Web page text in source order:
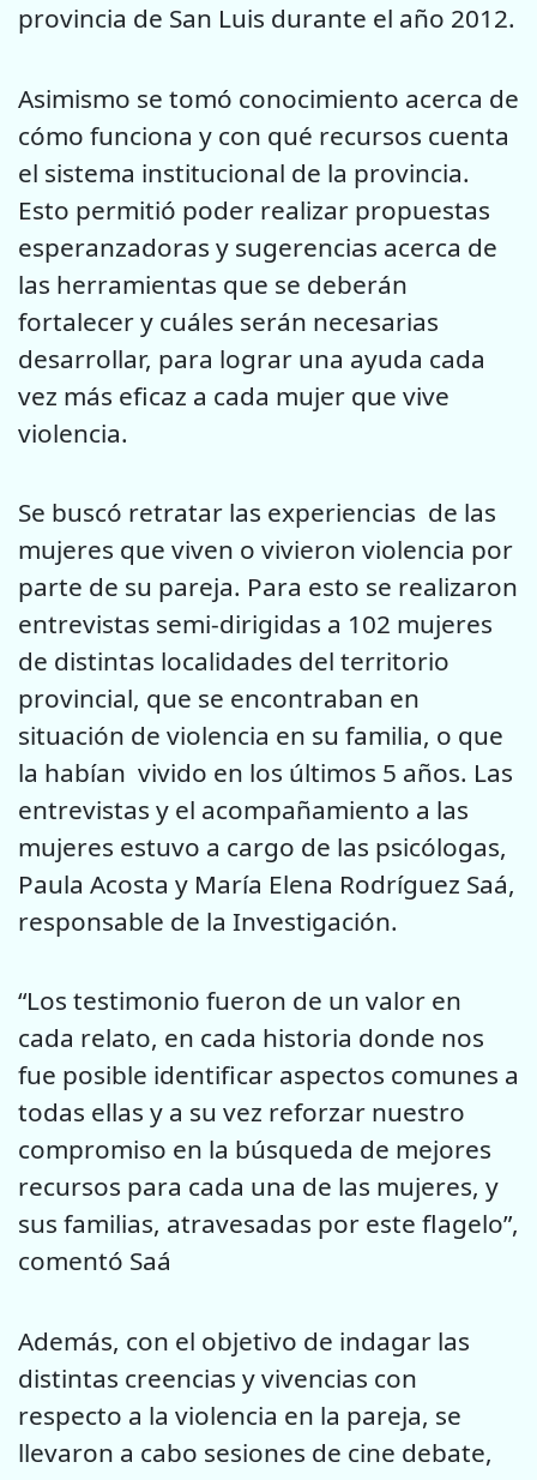
provincia de San Luis durante el año 2012.
Asimismo se tomó conocimiento acerca de
cómo funciona y con qué recursos cuenta
el sistema institucional de la provincia.
Esto permitió poder realizar propuestas
esperanzadoras y sugerencias acerca de
las herramientas que se deberán
fortalecer y cuáles serán necesarias
desarrollar, para lograr una ayuda cada
vez más eficaz a cada mujer que vive
violencia.
Se buscó retratar las experiencias de las
mujeres que viven o vivieron violencia por
parte de su pareja. Para esto se realizaron
entrevistas semi-dirigidas a 102 mujeres
de distintas localidades del territorio
provincial, que se encontraban en
situación de violencia en su familia, o que
la habían vivido en los últimos 5 años. Las
entrevistas y el acompañamiento a las
mujeres estuvo a cargo de las psicólogas,
Paula Acosta y María Elena Rodríguez Saá,
responsable de la Investigación.
“Los testimonio fueron de un valor en
cada relato, en cada historia donde nos
fue posible identificar aspectos comunes a
todas ellas y a su vez reforzar nuestro
compromiso en la búsqueda de mejores
recursos para cada una de las mujeres, y
sus familias, atravesadas por este flagelo”,
comentó Saá
Además, con el objetivo de indagar las
distintas creencias y vivencias con
respecto a la violencia en la pareja, se
llevaron a cabo sesiones de cine debate,